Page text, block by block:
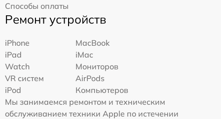
Способы оплаты
Ремонт устройств
iPhone
MacBook
iPad
iMac
Watch
Мониторов
VR систем
AirPods
iPod
Компьютеров
Мы занимаемся ремонтом и техническим
обслуживанием техники Apple по истечении